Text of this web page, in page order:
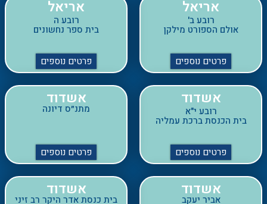
פרטים נוספים פרטים נוספים
אשדוד
רובע י"א
פרטים נוספים
אשדוד
מתנ״ס דיונה
פרטים נוספים
אשדוד
אביר יעקב
אשדוד
בית כנסת אדר היקר רב זיני